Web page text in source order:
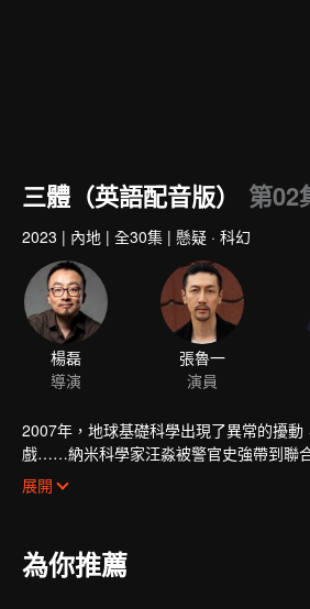
三體（英語配音版） 第02
2023 | 內地 | 全30集 | 懸疑 · 科幻
楊磊
導演
張魯一
演員
2007年，地球基礎科學出現了異常的擾
戲……納米科學家汪淼被警官史強帶到聯
現《三體》遊戲的祕密，竟是兩個文明為
備一起面對即將來臨的人類危機。
展開
為你推薦